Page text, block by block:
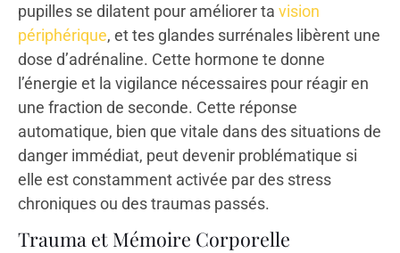
pupilles se dilatent pour améliorer ta vision
périphérique, et tes glandes surrénales libèrent une
dose d’adrénaline. Cette hormone te donne
l’énergie et la vigilance nécessaires pour réagir en
une fraction de seconde. Cette réponse
automatique, bien que vitale dans des situations de
danger immédiat, peut devenir problématique si
elle est constamment activée par des stress
chroniques ou des traumas passés.
Trauma et Mémoire Corporelle